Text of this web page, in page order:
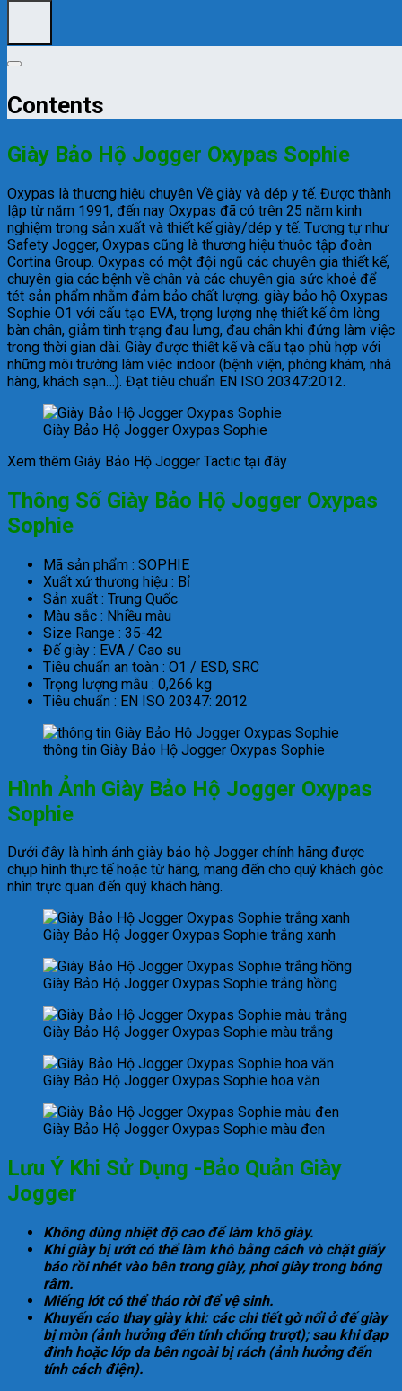
Contents
Giày Bảo Hộ Jogger Oxypas Sophie
Oxypas là thương hiệu chuyên Về giày và dép y tế. Được thành
lập từ năm 1991, đến nay Oxypas đã có trên 25 năm kinh
nghiệm trong sản xuất và thiết kế giày/dép y tế. Tương tự như
Safety Jogger, Oxypas cũng là thương hiệu thuộc tập đoàn
Cortina Group. Oxypas có một đội ngũ các chuyên gia thiết kế,
chuyên gia các bệnh về chân và các chuyên gia sức khoẻ để
tét sản phẩm nhằm đảm bảo chất lượng. giày bảo hộ Oxypas
Sophie O1 với cấu tạo EVA, trọng lượng nhẹ thiết kế ôm lòng
bàn chân, giảm tình trạng đau lưng, đau chân khi đứng làm việc
trong thời gian dài. Giày được thiết kế và cấu tạo phù hợp với
những môi trường làm việc indoor (bệnh viện, phòng khám, nhà
hàng, khách sạn…). Đạt tiêu chuẩn EN ISO 20347:2012.
Giày Bảo Hộ Jogger Oxypas Sophie
Xem thêm Giày Bảo Hộ Jogger Tactic tại đây
Thông Số Giày Bảo Hộ Jogger Oxypas
Sophie
Mã sản phẩm : SOPHIE
Xuất xứ thương hiệu : Bỉ
Sản xuất : Trung Quốc
Màu sắc : Nhiều màu
Size Range : 35-42
Đế giày : EVA / Cao su
Tiêu chuẩn an toàn : O1 / ESD, SRC
Trọng lượng mẫu : 0,266 kg
Tiêu chuẩn : EN ISO 20347: 2012
thông tin Giày Bảo Hộ Jogger Oxypas Sophie
Hình Ảnh Giày Bảo Hộ Jogger Oxypas
Sophie
Dưới đây là hình ảnh giày bảo hộ Jogger chính hãng được
chụp hình thực tế hoặc từ hãng, mang đến cho quý khách góc
nhìn trực quan đến quý khách hàng.
Giày Bảo Hộ Jogger Oxypas Sophie trắng xanh
Giày Bảo Hộ Jogger Oxypas Sophie trắng hồng
Giày Bảo Hộ Jogger Oxypas Sophie màu trắng
Giày Bảo Hộ Jogger Oxypas Sophie hoa văn
Giày Bảo Hộ Jogger Oxypas Sophie màu đen
Lưu Ý Khi Sử Dụng -Bảo Quản Giày
Jogger
Không dùng nhiệt độ cao để làm khô giày.
Khi giày bị ướt có thể làm khô bằng cách vò chặt giấy
báo rồi nhét vào bên trong giày, phơi giày trong bóng
râm.
Miếng lót có thể tháo rời để vệ sinh.
Khuyến cáo thay giày khi: các chi tiết gờ nổi ở đế giày
bị mòn (ảnh hưởng đến tính chống trượt); sau khi đạp
đinh hoặc lớp da bên ngoài bị rách (ảnh hưởng đến
tính cách điện).